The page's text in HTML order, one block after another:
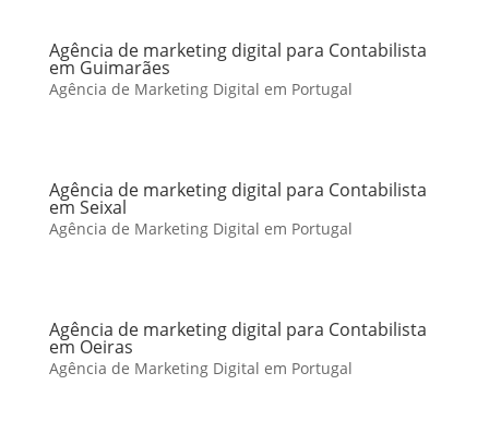
Agência de marketing digital para Contabilista
em Guimarães
Agência de Marketing Digital em Portugal
Agência de marketing digital para Contabilista
em Seixal
Agência de Marketing Digital em Portugal
Agência de marketing digital para Contabilista
em Oeiras
Agência de Marketing Digital em Portugal